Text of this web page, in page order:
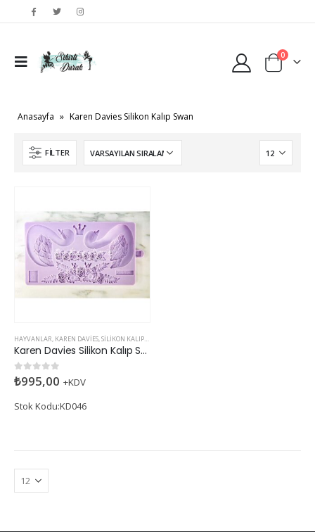
0
Anasayfa » Karen Davies Silikon Kalıp Swan
FILTER
HAYVANLAR, KAREN DAVIES,SILIKON KALIPLAR
Karen Davies Silikon Kalıp Swan
05 üzerinden
₺995,00 +KDV
Stok Kodu:KD046